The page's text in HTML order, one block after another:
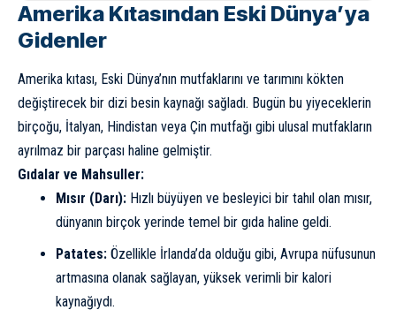
Amerika Kıtasından Eski Dünya’ya
Gidenler
Amerika kıtası, Eski Dünya’nın mutfaklarını ve tarımını kökten
değiştirecek bir dizi besin kaynağı sağladı. Bugün bu yiyeceklerin
birçoğu, İtalyan, Hindistan veya Çin mutfağı gibi ulusal mutfakların
ayrılmaz bir parçası haline gelmiştir.
Gıdalar ve Mahsuller:
Mısır (Darı):Hızlı büyüyen ve besleyici bir tahıl olan mısır,
dünyanın birçok yerinde temel bir gıda haline geldi.
Patates:Özellikle İrlanda’da olduğu gibi, Avrupa nüfusunun
artmasına olanak sağlayan, yüksek verimli bir kalori
kaynağıydı.